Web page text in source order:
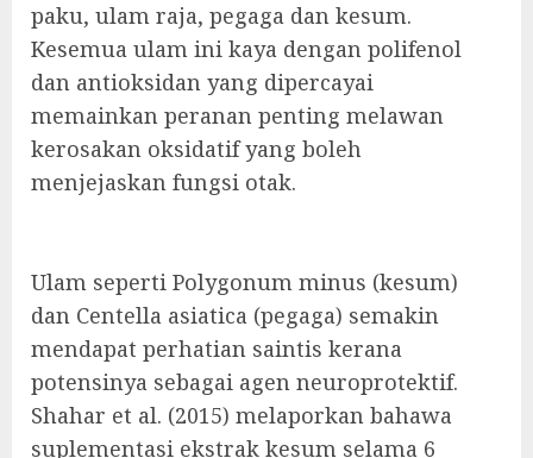
paku, ulam raja, pegaga dan kesum.
Kesemua ulam ini kaya dengan polifenol
dan antioksidan yang dipercayai
memainkan peranan penting melawan
kerosakan oksidatif yang boleh
menjejaskan fungsi otak.
Ulam seperti Polygonum minus (kesum)
dan Centella asiatica (pegaga) semakin
mendapat perhatian saintis kerana
potensinya sebagai agen neuroprotektif.
Shahar et al. (2015) melaporkan bahawa
suplementasi ekstrak kesum selama 6